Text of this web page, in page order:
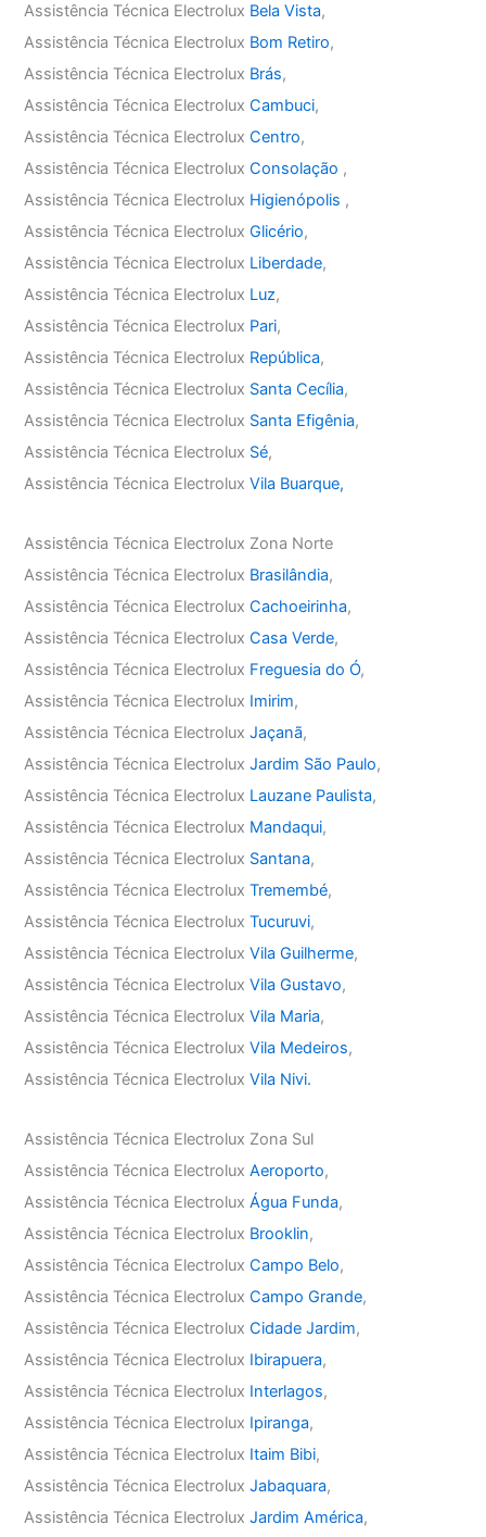
Assistência Técnica Electrolux Bela Vista,
Assistência Técnica Electrolux Bom Retiro,
Assistência Técnica Electrolux Brás,
Assistência Técnica ElectroluxCambuci,
Assistência Técnica ElectroluxCentro,
Assistência Técnica ElectroluxConsolação ,
Assistência Técnica Electrolux Higienópolis ,
Assistência Técnica ElectroluxGlicério,
Assistência Técnica Electrolux Liberdade,
Assistência Técnica Electrolux Luz,
Assistência Técnica Electrolux Pari,
Assistência Técnica Electrolux República,
Assistência Técnica Electrolux Santa Cecília,
Assistência Técnica Electrolux Santa Efigênia,
Assistência Técnica Electrolux Sé,
Assistência Técnica ElectroluxVila Buarque,
Assistência Técnica Electrolux Zona Norte
Assistência Técnica Electrolux Brasilândia,
Assistência Técnica ElectroluxCachoeirinha,
Assistência Técnica ElectroluxCasa Verde,
Assistência Técnica Electrolux Freguesia do Ó,
Assistência Técnica Electrolux Imirim,
Assistência Técnica ElectroluxJaçanã,
Assistência Técnica ElectroluxJardim São Paulo,
Assistência Técnica Electrolux Lauzane Paulista,
Assistência Técnica Electrolux Mandaqui,
Assistência Técnica Electrolux Santana,
Assistência Técnica ElectroluxTremembé,
Assistência Técnica ElectroluxTucuruvi,
Assistência Técnica ElectroluxVila Guilherme,
Assistência Técnica ElectroluxVila Gustavo,
Assistência Técnica ElectroluxVila Maria,
Assistência Técnica ElectroluxVila Medeiros,
Assistência Técnica ElectroluxVila Nivi.
Assistência Técnica Electrolux Zona Sul
Assistência Técnica ElectroluxAeroporto,
Assistência Técnica ElectroluxÁgua Funda,
Assistência Técnica Electrolux Brooklin,
Assistência Técnica ElectroluxCampo Belo,
Assistência Técnica ElectroluxCampo Grande,
Assistência Técnica ElectroluxCidade Jardim,
Assistência Técnica Electrolux Ibirapuera,
Assistência Técnica Electrolux Interlagos,
Assistência Técnica Electrolux Ipiranga,
Assistência Técnica Electrolux Itaim Bibi,
Assistência Técnica ElectroluxJabaquara,
Assistência Técnica ElectroluxJardim América,